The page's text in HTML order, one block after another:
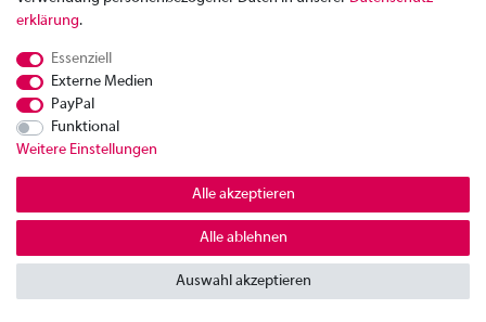
Impressum
Widerrufsrecht
erklärung.
Essenziell
Externe Medien
PayPal
Funktional
Weitere Einstellungen
Alle akzeptieren
Alle ablehnen
Auswahl akzeptieren